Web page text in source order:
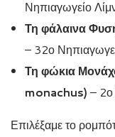
Νηπιαγωγείο
Τη φάλαινα
– 32ο
Τη φώκια
monachus) – 2ο
Επιλέξαμε το